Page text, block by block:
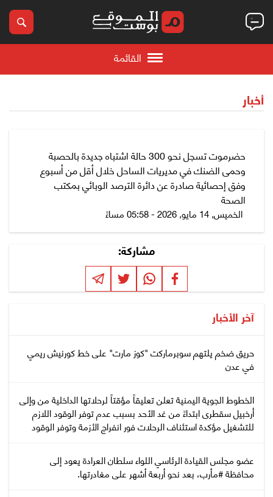
القائمة
أخبار
حضرموت تسجل نحو 300 حالة اشتباه جديدة بالحصبة
وحمى الضنك في مديريات الساحل خلال أقل من أسبوع
وفق إحصائية صادرة عن دائرة الترصد الوبائي بمكتب
الصحة
الخميس, 14 مايو, 2026 - 05:58 مساءً
مشاركة:
آخر الأخبار
حريق ضخم يلتهم سوبرماركت "كوز مارت" على خط كورنيش ريمي
في عدن
الخطوط الجوية اليمنية تعلن تعليقاً مؤقتاً لرحلاتها الداخلية من وإلى
أرخبيل سقطرى ابتداءً من غد الأحد بسبب عدم توفر الوقود اللازم
للتشغيل مؤكدة استئناف الرحلات فور انفراج الأزمة وتوفر الوقود
عضو مجلس القيادة الرئاسي اللواء سلطان العرادة يعود إلى
محافظة #مأرب، بعد نحو أربعة أشهر على مغادرتها.